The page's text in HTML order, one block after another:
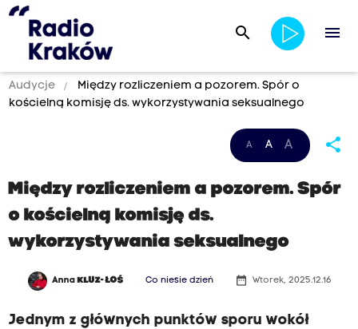
search menu
Audycje
Między rozliczeniem a pozorem. Spór o
kościelną komisję ds. wykorzystywania seksualnego
A A A share
Między rozliczeniem a pozorem. Spór
o kościelną komisję ds.
wykorzystywania seksualnego
Anna KLUZ- ŁOŚ Co niesie dzień date_range Wtorek, 2025.12.16
Jednym z głównych punktów sporu wokół